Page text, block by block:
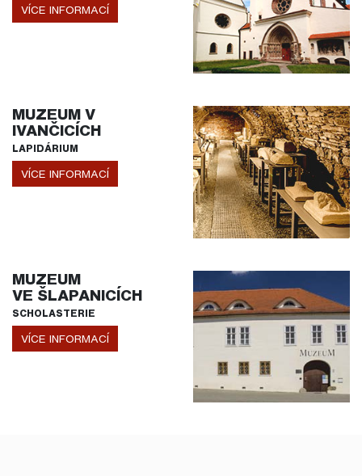
VÍCE INFORMACÍ
MUZEUM V
IVANČICÍCH
LAPIDÁRIUM
VÍCE INFORMACÍ
MUZEUM
VE ŠLAPANICÍCH
SCHOLASTERIE
VÍCE INFORMACÍ